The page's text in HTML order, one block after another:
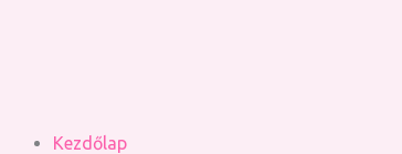
Kezdőlap